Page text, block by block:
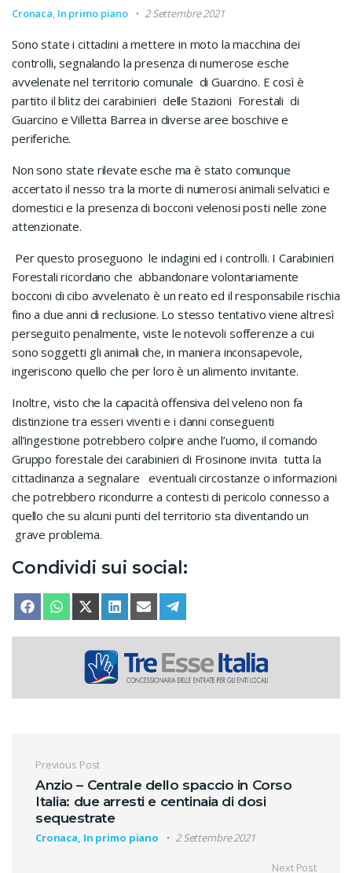
Cronaca In primo piano 2 Settembre 2021
Sono state i cittadini a mettere in moto la macchina dei
controlli, segnalando la presenza di numerose esche
avvelenate nel territorio comunale di Guarcino. E così è
partito il blitz dei carabinieri delle Stazioni Forestali di
Guarcino e Villetta Barrea in diverse aree boschive e
periferiche.
Non sono state rilevate esche ma è stato comunque
accertato il nesso tra la morte di numerosi animali selvatici e
domestici e la presenza di bocconi velenosi posti nelle zone
attenzionate.
Per questo proseguono le indagini ed i controlli. I Carabinieri
Forestali ricordano che abbandonare volontariamente
bocconi di cibo avvelenato è un reato ed il responsabile rischia
fino a due anni di reclusione. Lo stesso tentativo viene altresì
perseguito penalmente, viste le notevoli sofferenze a cui
sono soggetti gli animali che, in maniera inconsapevole,
ingeriscono quello che per loro è un alimento invitante.
Inoltre, visto che la capacità offensiva del veleno non fa
distinzione tra esseri viventi e i danni conseguenti
all’ingestione potrebbero colpire anche l’uomo, il comando
Gruppo forestale dei carabinieri di Frosinone invita tutta la
cittadinanza a segnalare eventuali circostanze o informazioni
che potrebbero ricondurre a contesti di pericolo connesso a
quello che su alcuni punti del territorio sta diventando un
grave problema.
Condividi sui social:
SHARE ON
FACEBOOKSHARE ON
WHATSAPPSHARE ON
X (TWITTER)
SHARE ON
LINKEDINSHARE ON
EMAIL
Navigazione articoli
Previous Post
Anzio – Centrale dello spaccio in Corso
Italia: due arresti e centinaia di dosi
sequestrate
Cronaca, In primo piano 2 Settembre 2021
Next Post